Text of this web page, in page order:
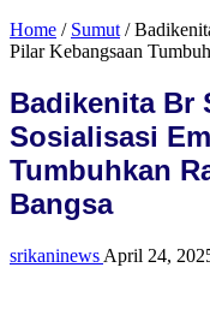
Home / Sumut /
Pilar Kebangsaan
Badikenita Br
Sosialisasi
Tumbuhkan
Bangsa
srikaninews April 24,